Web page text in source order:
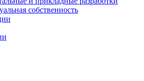
собственность